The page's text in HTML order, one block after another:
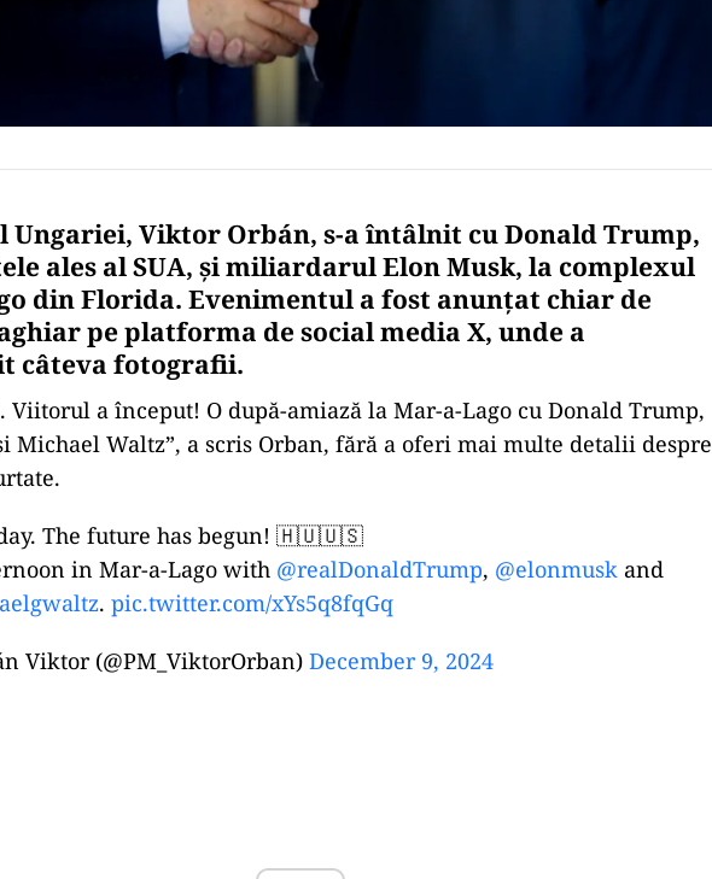
Ungariei, Viktor Orbán, s-a întâlnit cu Donald Trump,
ales al SUA, și miliardarul Elon Musk, la complexul
din Florida. Evenimentul a fost anunțat chiar de
pe platforma de social media X, unde a
câteva fotografii.
Viitorul a început! O după-amiază la Mar-a-Lago cu Donald Trump,
Michael Waltz”, a scris Orban, fără a oferi mai multe detalii despre
The future has begun! 🇭🇺🇺🇸
in Mar-a-Lago with @realDonaldTrump, @elonmusk and
. pic.twitter.com/xYs5q8fqGq
Viktor (@PM_ViktorOrban) December 9, 2024